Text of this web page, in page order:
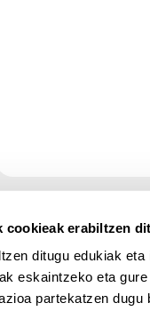
cookieak erabiltzen
ditugu edukiak
eskaintzeko eta
partekatzenApp